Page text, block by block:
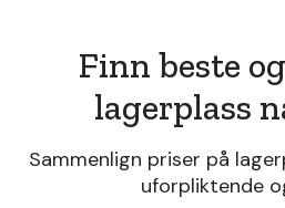
Finn beste
lagerplass
Sammenlign priser på
uforpliktende